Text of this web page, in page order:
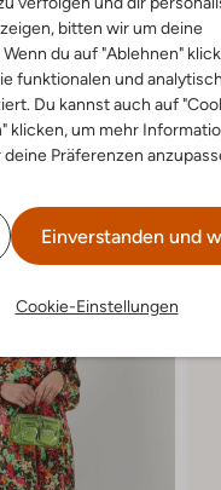
bitten wir um deine
du auf "Ablehnen"
funktionalen und
Du kannst auch auf
klicken, um mehr
Präferenzen
Einverstanden und
Cookie-Einstellungen
Look